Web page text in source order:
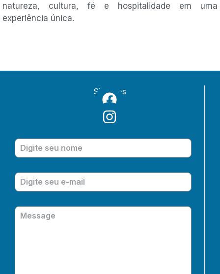
natureza, cultura, fé e hospitalidade em uma
experiência única.
Siga-nos